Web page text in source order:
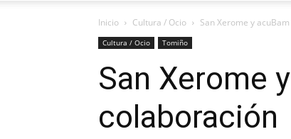
Inicio Cultura / Ocio San Xerome y
Cultura / Ocio Tomiño
San Xerome
colaboración